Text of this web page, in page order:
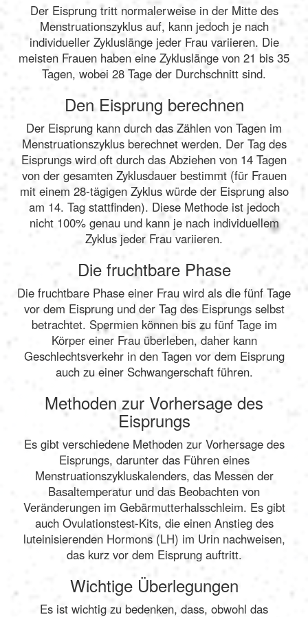
Der Eisprung tritt normalerweise in der Mitte des
Menstruationszyklus auf, kann jedoch je nach
individueller Zykluslänge jeder Frau variieren. Die
meisten Frauen haben eine Zykluslänge von 21 bis 35
Tagen, wobei 28 Tage der Durchschnitt sind.
Den Eisprung berechnen
Der Eisprung kann durch das Zählen von Tagen im
Menstruationszyklus berechnet werden. Der Tag des
Eisprungs wird oft durch das Abziehen von 14 Tagen
von der gesamten Zyklusdauer bestimmt (für Frauen
mit einem 28-tägigen Zyklus würde der Eisprung also
am 14. Tag stattfinden). Diese Methode ist jedoch
nicht 100% genau und kann je nach individuellem
Zyklus jeder Frau variieren.
Die fruchtbare Phase
Die fruchtbare Phase einer Frau wird als die fünf Tage
vor dem Eisprung und der Tag des Eisprungs selbst
betrachtet. Spermien können bis zu fünf Tage im
Körper einer Frau überleben, daher kann
Geschlechtsverkehr in den Tagen vor dem Eisprung
auch zu einer Schwangerschaft führen.
Methoden zur Vorhersage des
Eisprungs
Es gibt verschiedene Methoden zur Vorhersage des
Eisprungs, darunter das Führen eines
Menstruationszykluskalenders, das Messen der
Basaltemperatur und das Beobachten von
Veränderungen im Gebärmutterhalsschleim. Es gibt
auch Ovulationstest-Kits, die einen Anstieg des
luteinisierenden Hormons (LH) im Urin nachweisen,
das kurz vor dem Eisprung auftritt.
Wichtige Überlegungen
Es ist wichtig zu bedenken, dass, obwohl das